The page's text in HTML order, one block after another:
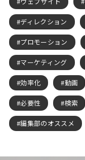
ディレクション
プロモーション
マーケティング
効率化 動画
必要性 検索
編集部のオススメ